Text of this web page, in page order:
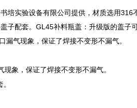
培实验设备有限公司提供，材质选用
子配套。GL45补料瓶盖：升级版的盖
气现象，保证了焊接不变形不漏气。
象，保证了焊接不变形不漏气。